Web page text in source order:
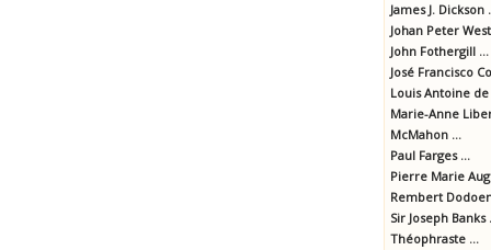
James J. Dickson
Johan Peter
John Fothergill ...
José Francisco
Louis Antoine
Marie-Anne
McMahon ...
Paul Farges ...
Pierre Marie
Rembert
Sir Joseph Banks
Théophraste ...